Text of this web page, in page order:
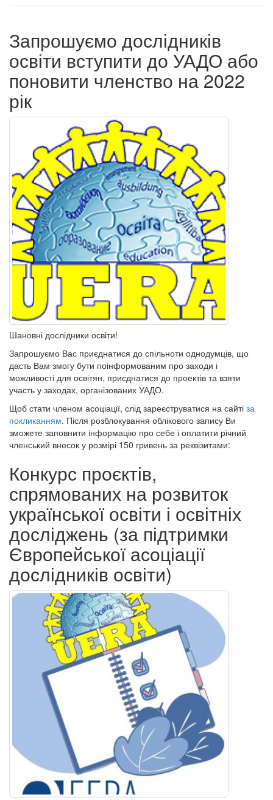
Запрошуємо дослідників
освіти вступити до УАДО або
поновити членство на 2022
рік
Шановні дослідники освіти!
Запрошуємо Вас приєднатися до спільноти однодумців, що
дасть Вам змогу бути поінформованим про заходи і
можливості для освітян, приєднатися до проектів та взяти
участь у заходах, організованих УАДО.
Щоб стати членом асоціації, слід зареєструватися на сайті за
покликанням. Після розблокування облікового запису Ви
зможете заповнити інформацію про себе і оплатити річний
членський внесок у розмірі 150 гривень за реквізитами:
Конкурс проєктів,
спрямованих на розвиток
української освіти і освітніх
досліджень (за підтримки
Європейської асоціації
дослідників освіти)